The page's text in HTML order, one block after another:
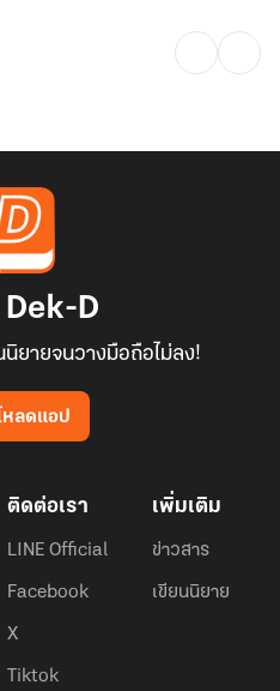
D
ยายจนวางมือถือไม่ลง!
หลดแอป
ติดต่อเรา
LINE Official
Facebook
X
Tiktok
เพิ่มเติม
ข่าวสาร
เขียนนิยาย